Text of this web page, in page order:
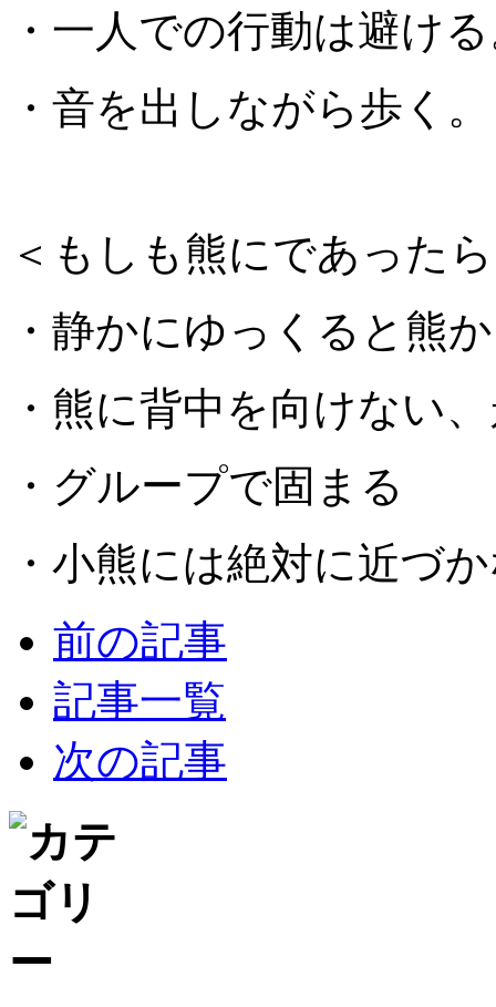
・一人での行動は避け
・音を出しながら歩く。
＜もしも熊にであった
・静かにゆっくると熊
・熊に背中を向けない
・グループで固まる
・小熊には絶対に近づ
前の記事
記事一覧
次の記事